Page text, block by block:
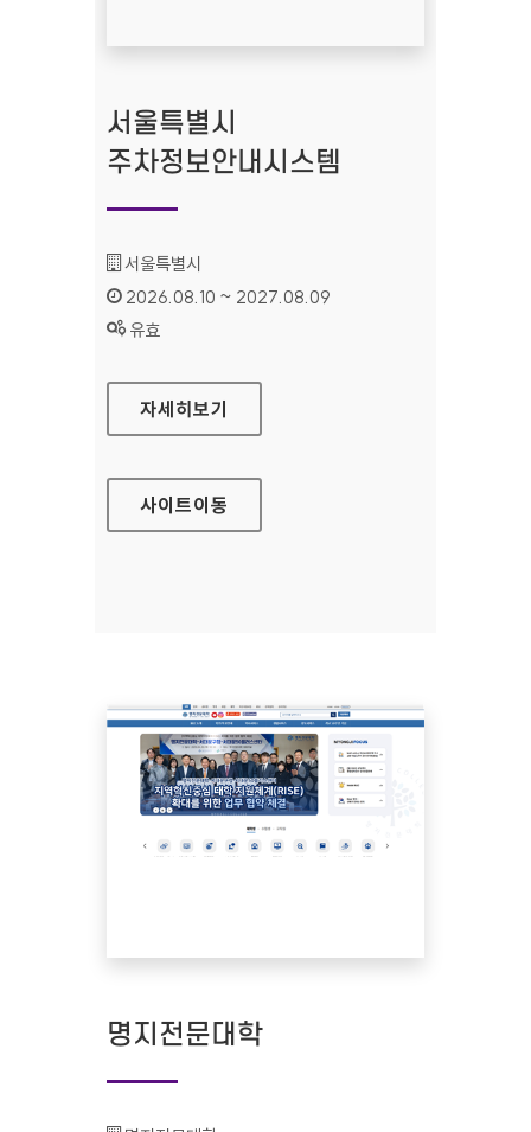
서울특별시
주차정보안내시스템
기관명 :
서울특별시
인증기간 :
2026.08.10 ~ 2027.08.09
상태 :
유효
서울특별시 주차정보안내시스템
자세히보기
사이트이동
명지전문대학